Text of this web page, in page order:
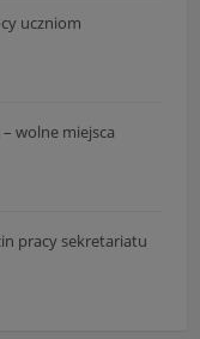
uczniom
wolne miejsca
pracy sekretariatu